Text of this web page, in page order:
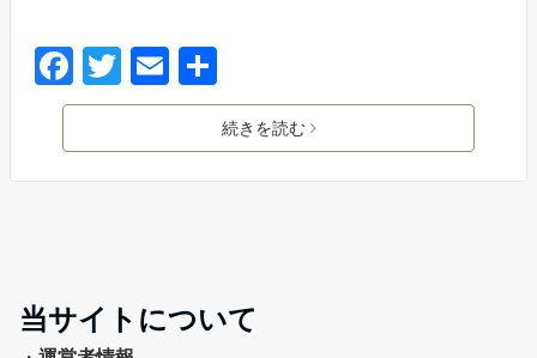
続きを読む
当サイトについて